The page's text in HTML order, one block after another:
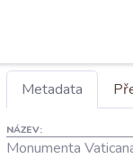
Metadata
NÁZEV:
Monumenta